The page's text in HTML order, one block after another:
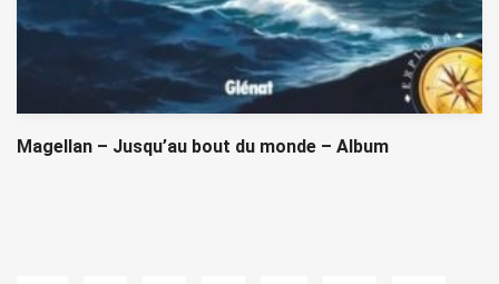
Magellan – Jusqu’au bout du monde – Album